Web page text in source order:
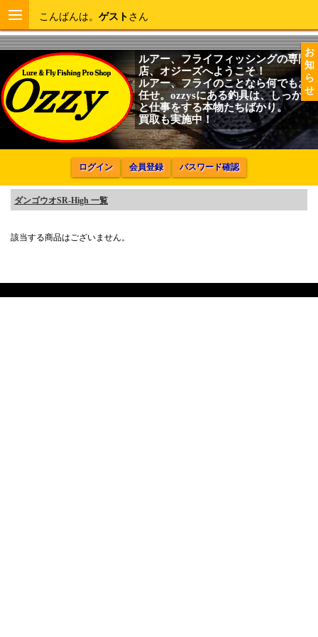
お
知
ら
せ
こんばんは。 ゲスト さん
ルアー、フライフィッシングの専門
店、オジーズへようこそ！
ルアー、フライのことなら何でもお
任せ。ozzysにある釣具は、しっかり
と仕事をする本物たちばかり。
買取も実施中！
ログイン 会員登録 パスワード確認
ダンゴウオSR-High 一覧
該当する商品はございません。